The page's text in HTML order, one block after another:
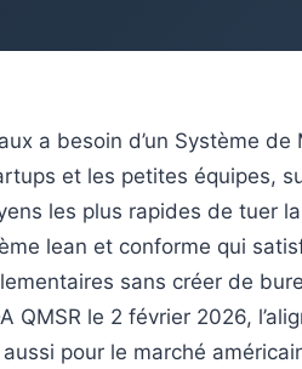
a besoin d’un Système de
et les petites équipes,
les plus rapides de tuer
lean et conforme qui
sans créer de
QMSR le 2 février 2026,
pour le marché